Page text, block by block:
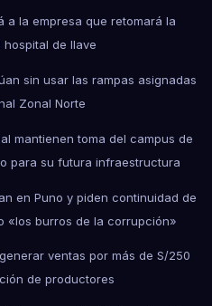
a la empresa que retomará la
de Ilave
sin usar las rampas asignadas
Zonal Norte
mantienen toma del campus de
para su futura infraestructura
en Puno y piden continuidad de
«los burros de la corrupción»
ventas por más de S/250
de productores